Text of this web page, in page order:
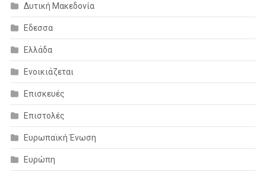
Δυτική Μακεδονία
Εδεσσα
Ελλάδα
Ενοικιάζεται
Επισκευές
Επιστολές
Ευρωπαϊκή Ένωση
Ευρώπη